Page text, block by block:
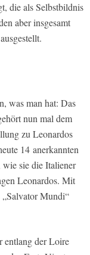
die als Selbstbildnis
aber insgesamt
was man hat: Das
nun mal dem
zu Leonardos
14 anerkannten
wie sie die Italiener
Leonardos. Mit
„Salvator Mundi“
entlang der Loire